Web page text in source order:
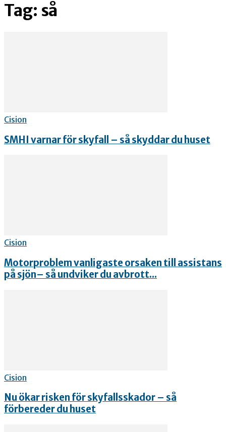
Tag: så
Cision
SMHI varnar för skyfall – så skyddar du huset
Cision
Motorproblem vanligaste orsaken till assistans
på sjön– så undviker du avbrott...
Cision
Nu ökar risken för skyfallsskador – så
förbereder du huset